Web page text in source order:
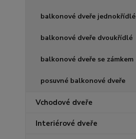
balkonové dveře jednokřídlé
balkonové dveře dvoukřídlé
balkonové dveře se zámkem
posuvné balkonové dveře
Vchodové dveře
Interiérové dveře